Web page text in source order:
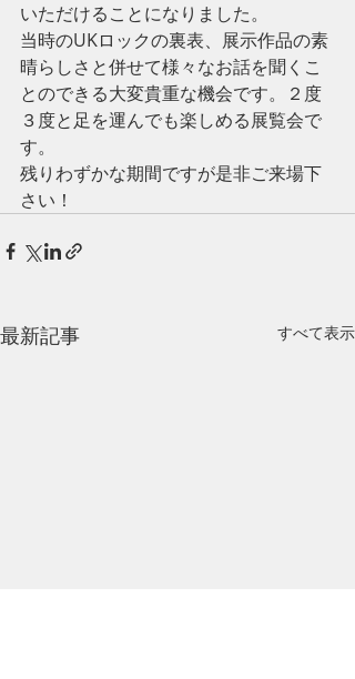
いただけることになりました。
当時のUKロックの裏表、展示作品の素
晴らしさと併せて様々なお話を聞くこ
とのできる大変貴重な機会です。２度
３度と足を運んでも楽しめる展覧会で
す。
残りわずかな期間ですが是非ご来場下
さい！
最新記事 すべて表示